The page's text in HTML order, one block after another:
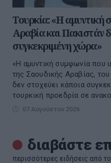
Τουρκία: «Η αμυντική
Αραβία και Πακιστάν
συγκεκριμένη χώρα»
«Η αμυντική συμφωνία που
της Σαουδικής Αραβίας,
δεν στοχεύει κάποια
τουρκική προεδρία σε
07 Αυγούστου 2026
διαβάστε
περισσότερες ειδήσεις από